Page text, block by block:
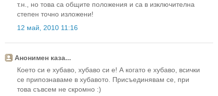
т.н., но това са общите положения и са в изключителна
степен точно изложени!
12 май, 2010 11:16
Анонимен каза...
Което си е хубаво, хубаво си е! А когато е хубаво, всички
се припознаваме в хубавото. Присъединявам се, при
това съвсем не скромно :)